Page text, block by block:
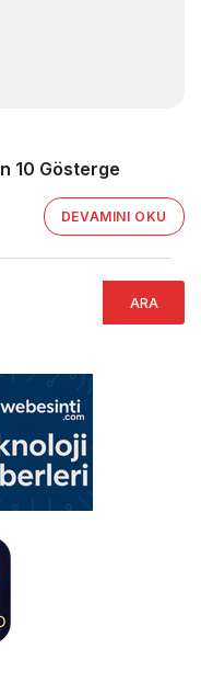
10 Gösterge
DEVAMINI OKU